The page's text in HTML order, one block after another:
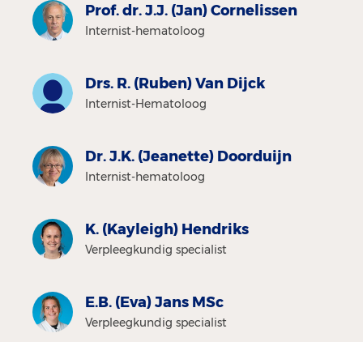
Prof. dr. J.J. (Jan) Cornelissen
Internist-hematoloog
Drs. R. (Ruben) Van Dijck
Internist-Hematoloog
Dr. J.K. (Jeanette) Doorduijn
Internist-hematoloog
K. (Kayleigh) Hendriks
Verpleegkundig specialist
E.B. (Eva) Jans MSc
Verpleegkundig specialist